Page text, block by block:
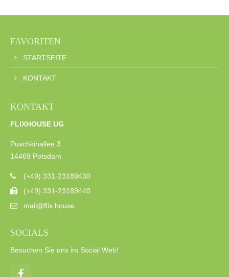
FAVORITEN
STARTSEITE
KONTAKT
KONTAKT
FLIXHOUSE UG
Puschkinallee 3
14469 Potsdam
(+49) 331-23189430
(+49) 331-23189440
mail@flix.house
SOCIALS
Besuchen Sie uns im Social Web!